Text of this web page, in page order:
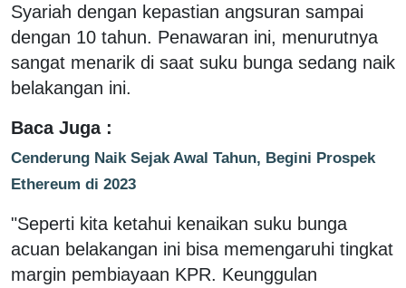
Syariah dengan kepastian angsuran sampai
dengan 10 tahun. Penawaran ini, menurutnya
sangat menarik di saat suku bunga sedang naik
belakangan ini.
Baca Juga :
Cenderung Naik Sejak Awal Tahun, Begini Prospek
Ethereum di 2023
"Seperti kita ketahui kenaikan suku bunga
acuan belakangan ini bisa memengaruhi tingkat
margin pembiayaan KPR. Keunggulan